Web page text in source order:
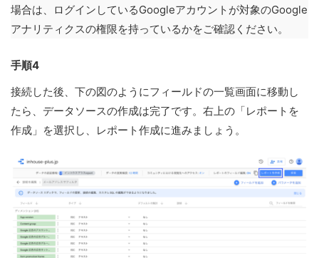
場合は、ログインしているGoogleアカウントが対象のGoogle
アナリティクスの権限を持っているかをご確認ください。
手順4
接続した後、下の図のようにフィールドの一覧画面に移動し
たら、データソースの作成は完了です。右上の「レポートを
作成」を選択し、レポート作成に進みましょう。